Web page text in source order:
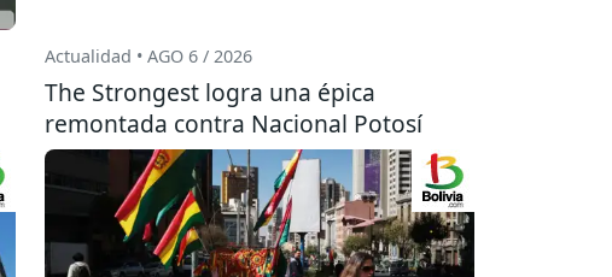
Actualidad • AGO 6 / 2026
The Strongest logra una épica
remontada contra Nacional Potosí